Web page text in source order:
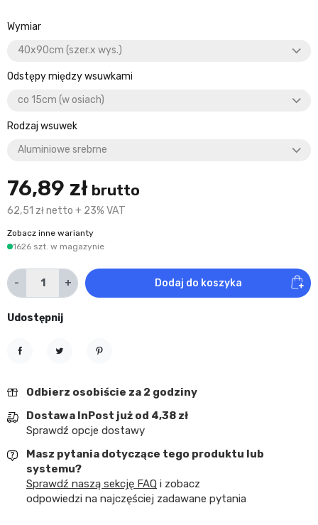
Wymiar
Odstępy między wsuwkami
Rodzaj wsuwek
76,89 zł brutto
62,51 zł netto + 23% VAT
Zobacz inne warianty
1626 szt. w magazynie
- + Dodaj do koszyka
Udostępnij
Odbierz osobiście za 2 godziny
Dostawa InPost już od 4,38 zł
Sprawdź opcje dostawy
Masz pytania dotyczące tego produktu lub
systemu?
Sprawdź naszą sekcję FAQ i zobacz
odpowiedzi na najczęściej zadawane pytania